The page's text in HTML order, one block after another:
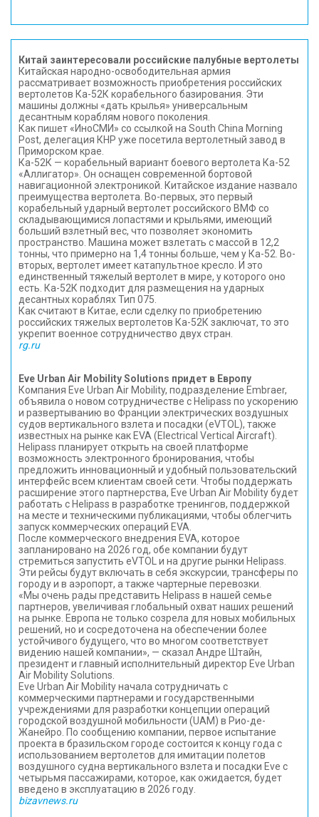
Китай заинтересовали российские палубные вертолеты
Китайская народно-освободительная армия
рассматривает возможность приобретения российских
вертолетов Ка-52К корабельного базирования. Эти
машины должны «дать крылья» универсальным
десантным кораблям нового поколения.
Как пишет «ИноСМИ» со ссылкой на South China Morning
Post, делегация КНР уже посетила вертолетный завод в
Приморском крае.
Ка-52К — корабельный вариант боевого вертолета Ка-52
«Аллигатор». Он оснащен современной бортовой
навигационной электроникой. Китайское издание назвало
преимущества вертолета. Во-первых, это первый
корабельный ударный вертолет российского ВМФ со
складывающимися лопастями и крыльями, имеющий
больший взлетный вес, что позволяет экономить
пространство. Машина может взлетать с массой в 12,2
тонны, что примерно на 1,4 тонны больше, чем у Ка-52. Во-
вторых, вертолет имеет катапультное кресло. И это
единственный тяжелый вертолет в мире, у которого оно
есть. Ка-52К подходит для размещения на ударных
десантных кораблях Тип 075.
Как считают в Китае, если сделку по приобретению
российских тяжелых вертолетов Ка-52К заключат, то это
укрепит военное сотрудничество двух стран.
rg.ru
Eve Urban Air Mobility Solutions придет в Европу
Компания Eve Urban Air Mobility, подразделение Embraer,
объявила о новом сотрудничестве с Helipass по ускорению
и развертыванию во Франции электрических воздушных
судов вертикального взлета и посадки (eVTOL), также
известных на рынке как EVA (Electrical Vertical Aircraft).
Helipass планирует открыть на своей платформе
возможность электронного бронирования, чтобы
предложить инновационный и удобный пользовательский
интерфейс всем клиентам своей сети. Чтобы поддержать
расширение этого партнерства, Eve Urban Air Mobility будет
работать с Helipass в разработке тренингов, поддержкой
на месте и техническими публикациями, чтобы облегчить
запуск коммерческих операций EVA.
После коммерческого внедрения EVA, которое
запланировано на 2026 год, обе компании будут
стремиться запустить eVTOL и на другие рынки Helipass.
Эти рейсы будут включать в себя экскурсии, трансферы по
городу и в аэропорт, а также чартерные перевозки.
«Мы очень рады представить Helipass в нашей семье
партнеров, увеличивая глобальный охват наших решений
на рынке. Европа не только созрела для новых мобильных
решений, но и сосредоточена на обеспечении более
устойчивого будущего, что во многом соответствует
видению нашей компании», — сказал Андре Штайн,
президент и главный исполнительный директор Eve Urban
Air Mobility Solutions.
Eve Urban Air Mobility начала сотрудничать с
коммерческими партнерами и государственными
учреждениями для разработки концепции операций
городской воздушной мобильности (UAM) в Рио-де-
Жанейро. По сообщению компании, первое испытание
проекта в бразильском городе состоится к концу года с
использованием вертолетов для имитации полетов
воздушного судна вертикального взлета и посадки Eve с
четырьмя пассажирами, которое, как ожидается, будет
введено в эксплуатацию в 2026 году.
bizavnews.ru